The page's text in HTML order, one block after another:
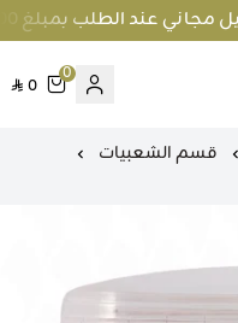
الطلب بمبلغ 100 ريال واكثر داخل جدة و 200 ريال واكثر برا جدة
فيفا
0
0
قسم الشعبيات